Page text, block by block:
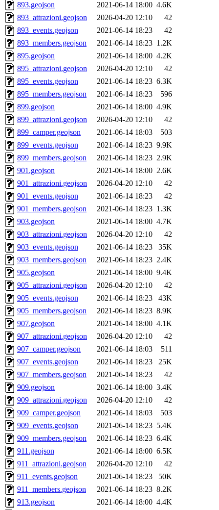
893.geojson 2021-06-14 18:00 4.6K
893_attrazioni.geojson
2026-04-20 12:10
42
893_events.geojson
2021-06-14 18:23
42
893_members.geojson
2021-06-14 18:23 1.2K
895.geojson
2021-06-14 18:00 4.2K
895_attrazioni.geojson
2026-04-20 12:10
42
895_events.geojson
2021-06-14 18:23 6.3K
895_members.geojson
2021-06-14 18:23
596
899.geojson
2021-06-14 18:00 4.9K
899_attrazioni.geojson
2026-04-20 12:10
42
899_camper.geojson
2021-06-14 18:03
503
899_events.geojson
2021-06-14 18:23 9.9K
899_members.geojson
2021-06-14 18:23 2.9K
901.geojson
2021-06-14 18:00 2.6K
901_attrazioni.geojson
2026-04-20 12:10
42
901_events.geojson
2021-06-14 18:23
42
901_members.geojson
2021-06-14 18:23 1.3K
903.geojson
2021-06-14 18:00 4.7K
903_attrazioni.geojson
2026-04-20 12:10
42
903_events.geojson
2021-06-14 18:23
35K
903_members.geojson
2021-06-14 18:23 2.4K
905.geojson
2021-06-14 18:00 9.4K
905_attrazioni.geojson
2026-04-20 12:10
42
905_events.geojson
2021-06-14 18:23
43K
905_members.geojson
2021-06-14 18:23 8.9K
907.geojson
2021-06-14 18:00 4.1K
907_attrazioni.geojson
2026-04-20 12:10
42
907_camper.geojson
2021-06-14 18:03
511
907_events.geojson
2021-06-14 18:23
25K
907_members.geojson
2021-06-14 18:23
42
909.geojson
2021-06-14 18:00 3.4K
909_attrazioni.geojson
2026-04-20 12:10
42
909_camper.geojson
2021-06-14 18:03
503
909_events.geojson
2021-06-14 18:23 5.4K
909_members.geojson
2021-06-14 18:23 6.4K
911.geojson
2021-06-14 18:00 6.5K
911_attrazioni.geojson
2026-04-20 12:10
42
911_events.geojson
2021-06-14 18:23
50K
911_members.geojson
2021-06-14 18:23 8.2K
913.geojson
2021-06-14 18:00 4.4K